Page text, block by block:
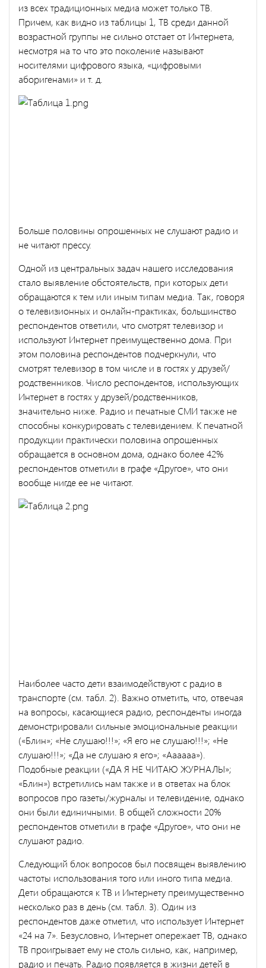
из всех традиционных медиа может только ТВ.
Причем, как видно из таблицы 1, ТВ среди данной
возрастной группы не сильно отстает от Интернета,
несмотря на то что это поколение называют
носителями цифрового языка, «цифровыми
аборигенами» и т. д.
Больше половины опрошенных не слушают радио и
не читают прессу.
Одной из центральных задач нашего исследования
стало выявление обстоятельств, при которых дети
обращаются к тем или иным типам медиа. Так, говоря
о телевизионных и онлайн-практиках, большинство
респондентов ответили, что смотрят телевизор и
используют Интернет преимущественно дома. При
этом половина респондентов подчеркнули, что
смотрят телевизор в том числе и в гостях у друзей/
родственников. Число респондентов, использующих
Интернет в гостях у друзей/родственников,
значительно ниже. Радио и печатные СМИ также не
способны конкурировать с телевидением. К печатной
продукции практически половина опрошенных
обращается в основном дома, однако более 42%
респондентов отметили в графе «Другое», что они
вообще нигде ее не читают.
Наиболее часто дети взаимодействуют с радио в
транспорте (см. табл. 2). Важно отметить, что, отвечая
на вопросы, касающиеся радио, респонденты иногда
демонстрировали сильные эмоциональные реакции
(«Блин»; «Не слушаю!!!»; «Я его не слушаю!!!»; «Не
слушаю!!!»; «Да не слушаю я его»; «Аааааа»).
Подобные реакции («ДА Я НЕ ЧИТАЮ ЖУРНАЛЫ»;
«Блин») встретились нам также и в ответах на блок
вопросов про газеты/журналы и телевидение, однако
они были единичными. В общей сложности 20%
респондентов отметили в графе «Другое», что они не
слушают радио.
Следующий блок вопросов был посвящен выявлению
частоты использования того или иного типа медиа.
Дети обращаются к ТВ и Интернету преимущественно
несколько раз в день (см. табл. 3). Один из
респондентов даже отметил, что использует Интернет
«24 на 7». Безусловно, Интернет опережает ТВ, однако
ТВ проигрывает ему не столь сильно, как, например,
радио и печать. Радио появляется в жизни детей в